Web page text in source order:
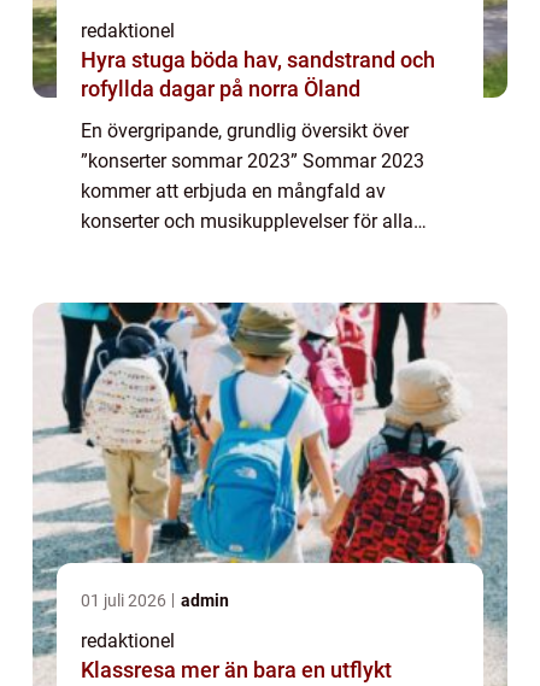
redaktionel
Hyra stuga böda hav, sandstrand och
rofyllda dagar på norra Öland
En övergripande, grundlig översikt över
”konserter sommar 2023” Sommar 2023
kommer att erbjuda en mångfald av
konserter och musikupplevelser för alla
01 juli 2026 admin
redaktionel
Klassresa mer än bara en utflykt